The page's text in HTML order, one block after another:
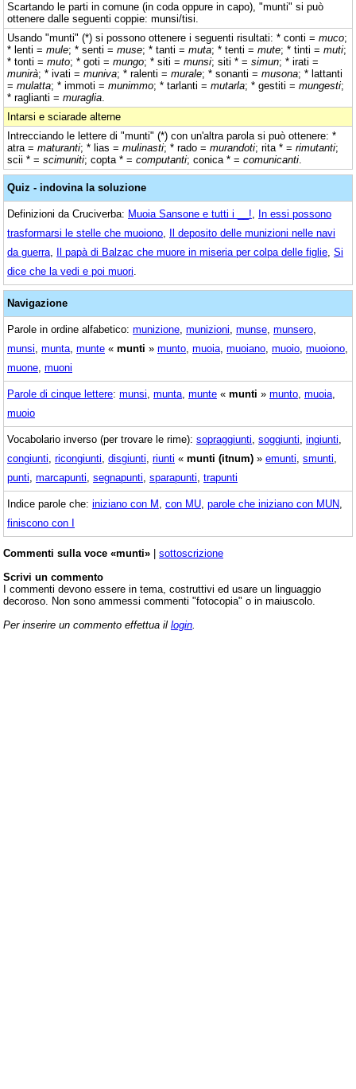
Scartando le parti in comune (in coda oppure in capo), "munti" si può
ottenere dalle seguenti coppie: munsi/tisi.
Usando "munti" (*) si possono ottenere i seguenti risultati: * conti = muco;
* lenti = mule; * senti = muse; * tanti = muta; * tenti = mute; * tinti = muti;
* tonti = muto; * goti = mungo; * siti = munsi; siti * = simun; * irati =
munirà; * ivati = muniva; * ralenti = murale; * sonanti = musona; * lattanti
= mulatta; * immoti = munimmo; * tarlanti = mutarla; * gestiti = mungesti;
* raglianti = muraglia
Intarsi e sciarade alterne
Intrecciando le lettere di "munti" (*) con un'altra parola si può ottenere: *
atra = maturanti; * lias = mulinasti; * rado = murandoti; rita * = rimutanti;
scii * = scimuniti; copta * = computanti; conica * = comunicanti
Quiz - indovina la soluzione
Definizioni da Cruciverba: Muoia Sansone e tutti i __!
In essi possono
trasformarsi le stelle che muoiono Il deposito delle munizioni nelle navi
da guerra Il papà di Balzac che muore in miseria per colpa delle figlie Si
dice che la vedi e poi muori
Navigazione
Parole in ordine alfabetico: munizione munizioni munse munsero
munsi munta munte « munti » munto muoia muoiano muoio muoiono
muone muoni
Parole di cinque lettere: munsi munta munte « munti » munto muoia
muoio
Vocabolario inverso (per trovare le rime): sopraggiunti soggiunti ingiunti
congiunti ricongiunti disgiunti riunti « munti (itnum) » emunti smunti
punti marcapunti segnapunti sparapunti trapunti
Indice parole che: iniziano con M con MU parole che iniziano con MUN
finiscono con I
Commenti sulla voce «munti» | sottoscrizione
Scrivi un commento
I commenti devono essere in tema, costruttivi ed usare un linguaggio
decoroso. Non sono ammessi commenti "fotocopia" o in maiuscolo.
Per inserire un commento effettua il login